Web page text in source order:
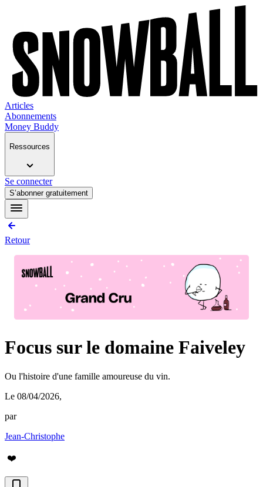
Articles
Abonnements
Money Buddy
Ressources
Se connecter
S’abonner gratuitement
Retour
Focus sur le domaine Faiveley
Ou l'histoire d'une famille amoureuse du vin.
Le 08/04/2026,
par
Jean-Christophe
❤️